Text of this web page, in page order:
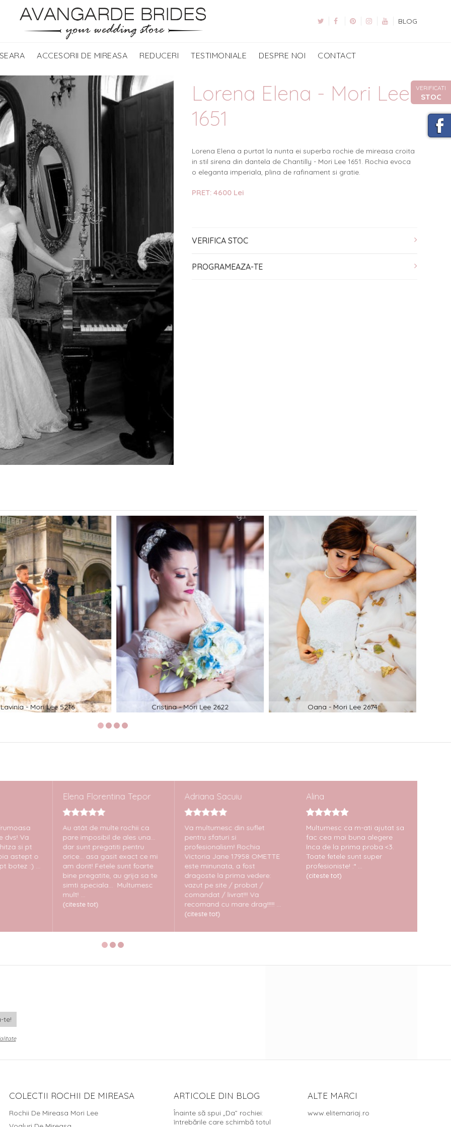
BLOG
ACCESORII DE MIREASA REDUCERI TESTIMONIALE DESPRE NOI CONTACT
Lorena Elena - Mori Lee
1651
Lorena Elena a purtat la nunta ei superba rochie de mireasa croita
in stil sirena din dantela de Chantilly - Mori Lee 1651. Rochia evoca
o eleganta imperiala, plina de rafinament si gratie.
PRET: 4600 Lei
VERIFICA STOC
PROGRAMEAZA-TE
Lavinia - Mori Lee 5216 Cristina - Mori Lee 2622 Oana - Mori Lee 2674
dvs! Va
si pt
astept o
botez :) ...
Elena Florentina Tepor
Au atât de multe rochii ca
pare imposibil de ales una...
dar sunt pregatiti pentru
orice... asa gasit exact ce mi
am dorit! Fetele sunt foarte
bine pregatite, au grija sa te
simti speciala... Multumesc
mult! ...
(citeste tot)
Adriana Sacuiu
Va multumesc din suflet
pentru sfaturi si
profesionalism! Rochia
Victoria Jane 17958 OMETTE
este minunata, a fost
dragoste la prima vedere:
vazut pe site / probat /
comandat / livrat!!! Va
recomand cu mare drag!!!!! ...
(citeste tot)
Alina
Multumesc ca m-ati ajutat sa
fac cea mai buna alegere
înca de la prima proba <3.
Toate fetele sunt super
profesioniste! :* ...
(citeste tot)
COLECTII ROCHII DE MIREASA
Rochii De Mireasa Mori Lee
ARTICOLE DIN BLOG
Înainte să spui „Da” rochiei:
întrebările care schimbă totul
ALTE MARCI
www.elitemariaj.ro
VERIFICATI
STOC